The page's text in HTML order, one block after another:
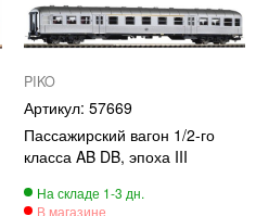
PIKO
57669
Пассажирский вагон 1/2-го
класса AB DB, эпоха III